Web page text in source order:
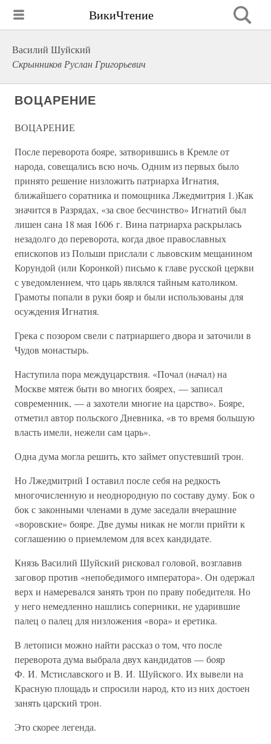
ВикиЧтение
Василий Шуйский
Скрынников Руслан Григорьевич
ВОЦАРЕНИЕ
ВОЦАРЕНИЕ
После переворота бояре, затворившись в Кремле от
народа, совещались всю ночь. Одним из первых было
принято решение низложить патриарха Игнатия,
ближайшего соратника и помощника Лжедмитрия 1.)Как
значится в Разрядах, «за свое бесчинство» Игнатий был
лишен сана 18 мая 1606 г. Вина патриарха раскрылась
незадолго до переворота, когда двое православных
епископов из Польши прислали с львовским мещанином
Корундой (или Коронкой) письмо к главе русской церкви
с уведомлением, что царь являлся тайным католиком.
Грамоты попали в руки бояр и были использованы для
осуждения Игнатия.
Грека с позором свели с патриаршего двора и заточили в
Чудов монастырь.
Наступила пора междуцарствия. «Почал (начал) на
Москве мятеж быти во многих боярех, — записал
современник, — а захотели многие на царство». Бояре,
отметил автор польского Дневника, «в то время большую
власть имели, нежели сам царь».
Одна дума могла решить, кто займет опустевший трон.
Но Лжедмитрий I оставил после себя на редкость
многочисленную и неоднородную по составу думу. Бок о
бок с законными членами в думе заседали вчерашние
«воровские» бояре. Две думы никак не могли прийти к
соглашению о приемлемом для всех кандидате.
Князь Василий Шуйский рисковал головой, возглавив
заговор против «непобедимого императора». Он одержал
верх и намеревался занять трон по праву победителя. Но
у него немедленно нашлись соперники, не ударившие
палец о палец для низложения «вора» и еретика.
В летописи можно найти рассказ о том, что после
переворота дума выбрала двух кандидатов — бояр
Ф. И. Мстиславского и В. И. Шуйского. Их вывели на
Красную площадь и спросили народ, кто из них достоен
занять царский трон.
Это скорее легенда.